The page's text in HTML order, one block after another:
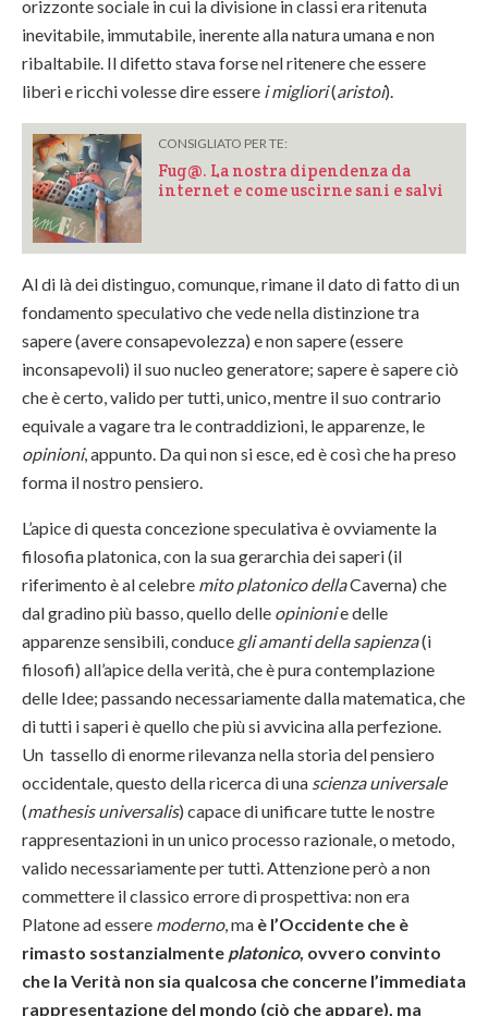
orizzonte sociale in cui la divisione in classi era ritenuta
inevitabile, immutabile, inerente alla natura umana e non
ribaltabile. Il difetto stava forse nel ritenere che essere
liberi e ricchi volesse dire essere i migliori(aristoi).
CONSIGLIATO PER TE:
Fug@. La nostra dipendenza da
internet e come uscirne sani e salvi
Al di là dei distinguo, comunque, rimane il dato di fatto di un
fondamento speculativo che vede nella distinzione tra
sapere (avere consapevolezza) e non sapere (essere
inconsapevoli) il suo nucleo generatore; sapere è sapere ciò
che è certo, valido per tutti, unico, mentre il suo contrario
equivale a vagare tra le contraddizioni, le apparenze, le
opinioni, appunto. Da qui non si esce, ed è così che ha preso
forma il nostro pensiero.
L’apice di questa concezione speculativa è ovviamente la
filosofia platonica, con la sua gerarchia dei saperi (il
riferimento è al celebre mito platonico dellaCaverna) che
dal gradino più basso, quello delle opinionie delle
apparenze sensibili, conduce gli amanti della sapienza(i
filosofi) all’apice della verità, che è pura contemplazione
delle Idee; passando necessariamente dalla matematica, che
di tutti i saperi è quello che più si avvicina alla perfezione.
Un tassello di enorme rilevanza nella storia del pensiero
occidentale, questo della ricerca di una scienza universale
(mathesis universalis) capace di unificare tutte le nostre
rappresentazioni in un unico processo razionale, o metodo,
valido necessariamente per tutti. Attenzione però a non
commettere il classico errore di prospettiva: non era
Platone ad essere moderno, ma è l’Occidente che è
rimasto sostanzialmente platonico, ovvero convinto
che la Verità non sia qualcosa che concerne l’immediata
rappresentazione del mondo (ciò che appare), ma